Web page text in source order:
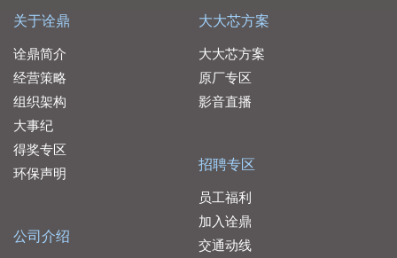
关于诠鼎
诠鼎简介
经营策略
组织架构
大事纪
得奖专区
环保声明
公司介绍
大大芯方案
大大芯方案
原厂专区
影音直播
招聘专区
员工福利
加入诠鼎
交通动线